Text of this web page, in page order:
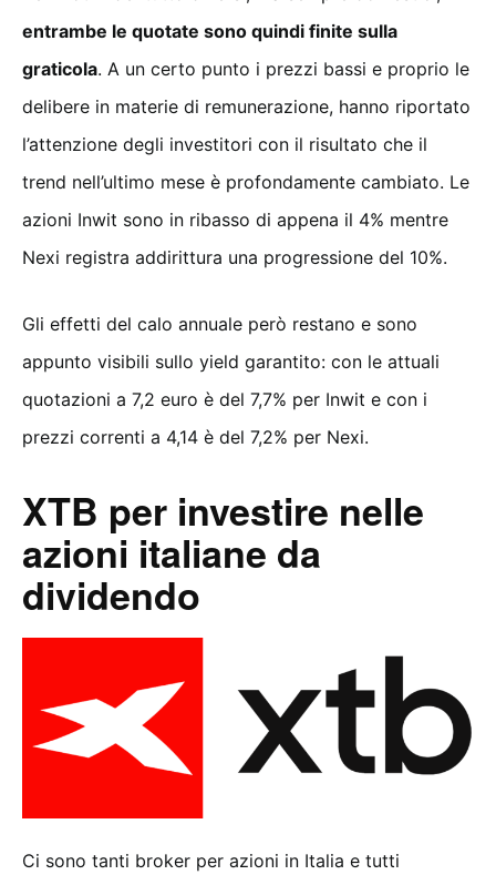
entrambe le quotate sono quindi finite sulla
graticola. A un certo punto i prezzi bassi e proprio le
delibere in materie di remunerazione, hanno riportato
l’attenzione degli investitori con il risultato che il
trend nell’ultimo mese è profondamente cambiato. Le
azioni Inwit sono in ribasso di appena il 4% mentre
Nexi registra addirittura una progressione del 10%.
Gli effetti del calo annuale però restano e sono
appunto visibili sullo yield garantito: con le attuali
quotazioni a 7,2 euro è del 7,7% per Inwit e con i
prezzi correnti a 4,14 è del 7,2% per Nexi.
XTB per investire nelle
azioni italiane da
dividendo
Ci sono tanti broker per azioni in Italia e tutti